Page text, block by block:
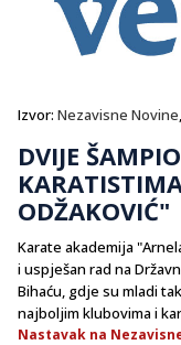
Izvor: Nezavisne Novine,
DVIJE
ODŽAKOVIĆ"
Karate akademija
i uspješan rad na
Bihaću, gdje su mladi
najboljim klubovima i
Nastavak na